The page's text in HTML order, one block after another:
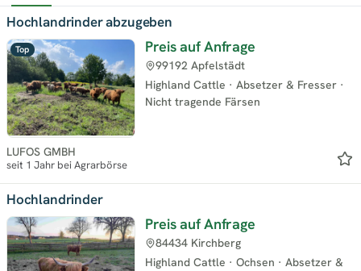
Top
Hochlandrinder abzugeben
Preis auf Anfrage
Highland Cattle · Absetzer & Fresser ·
Nicht tragende Färsen
99192 Apfelstädt
LUFOS GMBH
seit 1 Jahr bei Agrarbörse
Hochlandrinder
Preis auf Anfrage
Highland Cattle · Ochsen · Absetzer &
84434 Kirchberg